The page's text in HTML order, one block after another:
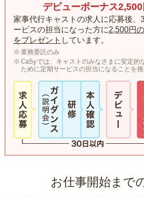
デビューボーナス2,500
家事代行キャストの求人に応募後、
ービスの担当になった方に2,500円
をプレゼント しています。
業務委託のみ
CaSyでは、キャストのみなさまに安定的
ために定期サービスの担当になることを推
お仕事開始まで